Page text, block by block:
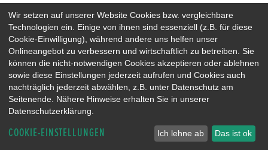
Gesamtbestand
NEUWAGENMODELLE
HONDA JAZZ E:HEV
HONDA CIVIC E:HEV
HONDA PRELUDE E:HEV
HONDA HR-V E:HEV
HONDA ZR-V E:HEV
HONDA CR-V E:HEV & E:PHEV
Wir setzen auf unserer Website Cookies bzw. vergleichbare
Technologien ein. Einige von ihnen sind essenziell (z.B. für diese
Cookie-Einwilligung), während andere uns helfen unser
Onlineangebot zu verbessern und wirtschaftlich zu betreiben. Sie
können die nicht-notwendigen Cookies akzeptieren oder ablehnen
sowie diese Einstellungen jederzeit aufrufen und Cookies auch
nachträglich jederzeit abwählen, z.B. unter Datenschutz am
Seitenende. Nähere Hinweise erhalten Sie in unserer
Datenschutzerklärung.
COOKIE-EINSTELLUNGEN Ich lehne ab Das ist ok